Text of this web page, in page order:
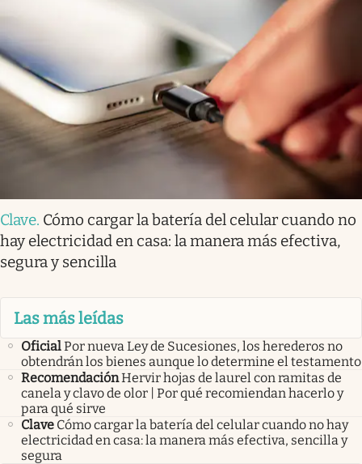
Clave. Cómo cargar la batería del celular cuando no
hay electricidad en casa: la manera más efectiva,
segura y sencilla
Las más leídas
OficialPor nueva Ley de Sucesiones, los herederos no
obtendrán los bienes aunque lo determine el testamento
RecomendaciónHervir hojas de laurel con ramitas de
canela y clavo de olor | Por qué recomiendan hacerlo y
para qué sirve
Clave Cómo cargar la batería del celular cuando no hay
electricidad en casa: la manera más efectiva, sencilla y
segura